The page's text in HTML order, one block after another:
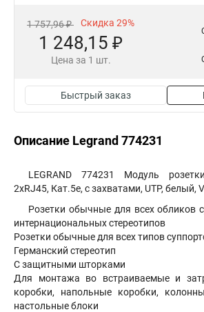
1 757,96 ₽ Скидка 29%
1 248,15 ₽
Цена за 1 шт.
Быстрый заказ
Описание Legrand 774231
LEGRAND 774231 Модуль
2хRJ45, Кат.5е, с захватами, UTP, белый,
Розетки обычные для всех обликов
интернациональных стереотипов
Розетки обычные для всех типов
Германский стереотип
С защитными шторками
Для монтажа во встраиваемые и
коробки, напольные коробки,
настольные блоки